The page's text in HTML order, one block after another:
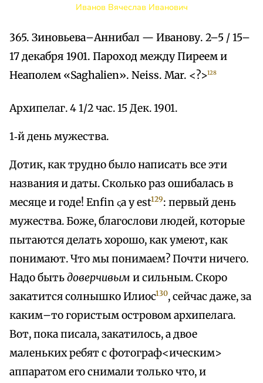
Иванов Вячеслав Иванович
365. Зиновьева–Аннибал — Иванову. 2–5 / 15–
17 декабря 1901. Пароход между Пиреем и
Неаполем «Saghalien». Neiss. Mar. <?>128
Архипелаг. 4 1/2 час. 15 Дек. 1901.
1‑й день мужества.
Дотик, как трудно было написать все эти
названия и даты. Сколько раз ошибалась в
месяце и годе! Enfin ςа у est129: первый день
мужества. Боже, благослови людей, которые
пытаются делать хорошо, как умеют, как
понимают. Что мы понимаем? Почти ничего.
Надо бытьдоверчивым и сильным. Скоро
закатится солнышко Илиос130, сейчас даже, за
каким–то гористым островом архипелага.
Вот, пока писала, закатилось, а двое
маленьких ребят с фотограф<ическим>
аппаратом его снимали только что, и